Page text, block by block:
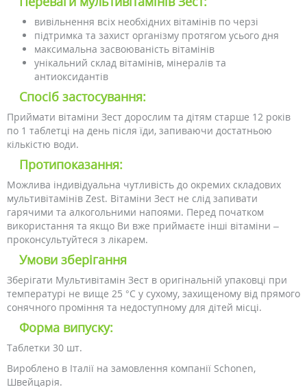
вивільнення всіх необхідних вітамінів по черзі
підтримка та захист організму протягом усього дня
максимальна засвоюваність вітамінів
унікальний склад вітамінів, мінералів та
антиоксидантів
Спосіб застосування:
Приймати вітаміни Зест дорослим та дітям старше 12 років
по 1 таблетці на день після їди, запиваючи достатньою
кількістю води.
Протипоказання:
Можлива індивідуальна чутливість до окремих складових
мультивітамінів Zest. Вітаміни Зест не слід запивати
гарячими та алкогольними напоями. Перед початком
використання та якщо Ви вже приймаєте інші вітаміни –
проконсультуйтеся з лікарем.
Умови зберігання
Зберігати Мультивітамін Зест в оригінальній упаковці при
температурі не вище 25 °C у сухому, захищеному від прямого
сонячного проміння та недоступному для дітей місці.
Форма випуску:
Таблетки 30 шт.
Вироблено в Італії на замовлення компанії Schonen,
Швейцарія.